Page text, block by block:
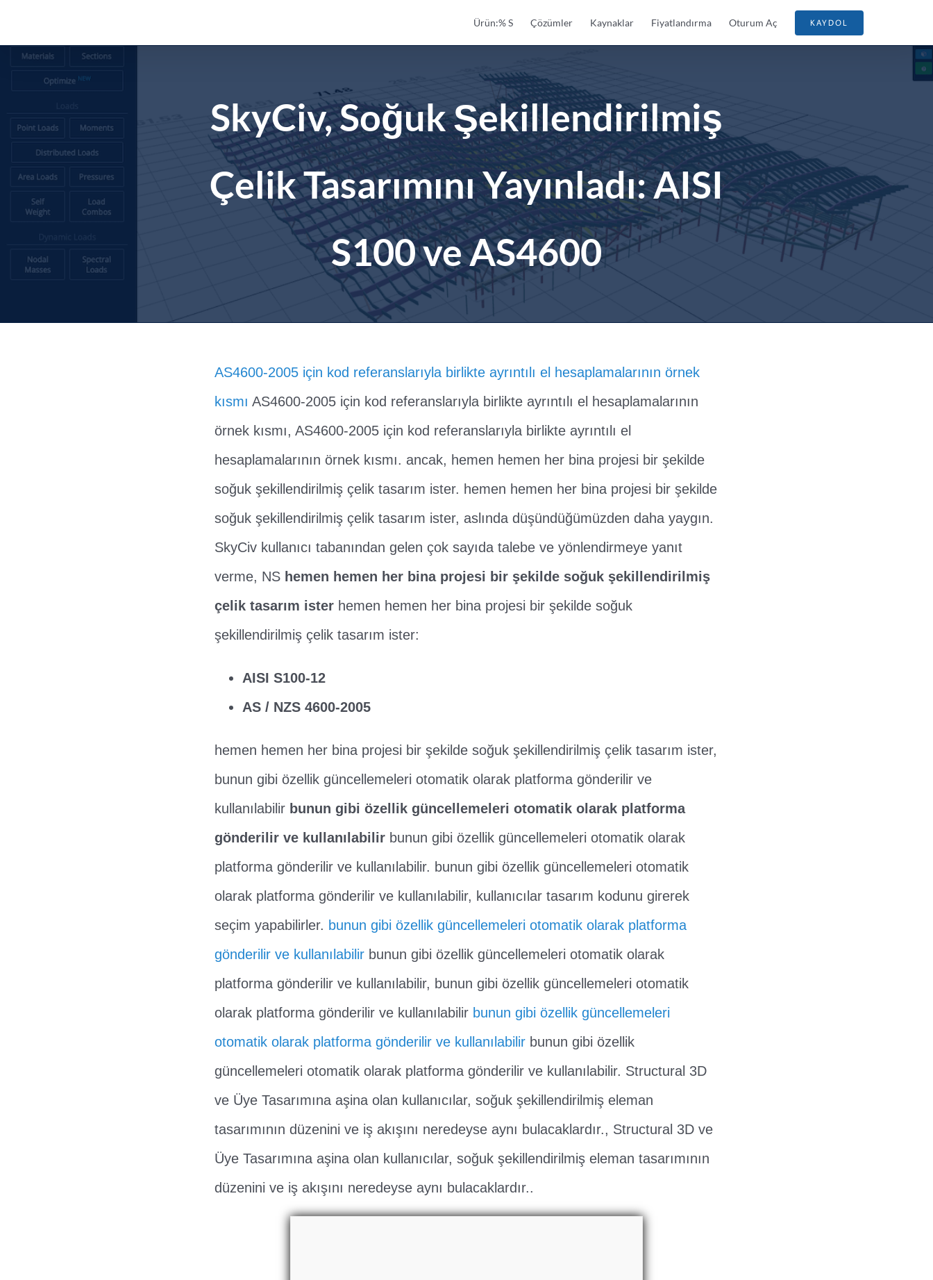
Ürün:% S Çözümler Kaynaklar Fiyatlandırma Oturum Aç KAYDOL
SkyCiv, Soğuk Şekillendirilmiş
Çelik Tasarımını Yayınladı: AISI
S100 ve AS4600
AS4600-2005 için kod referanslarıyla birlikte ayrıntılı el hesaplamalarının örnek
kısmı AS4600-2005 için kod referanslarıyla birlikte ayrıntılı el hesaplamalarının
örnek kısmı, AS4600-2005 için kod referanslarıyla birlikte ayrıntılı el
hesaplamalarının örnek kısmı. ancak, hemen hemen her bina projesi bir şekilde
soğuk şekillendirilmiş çelik tasarım ister. hemen hemen her bina projesi bir şekilde
soğuk şekillendirilmiş çelik tasarım ister, aslında düşündüğümüzden daha yaygın.
SkyCiv kullanıcı tabanından gelen çok sayıda talebe ve yönlendirmeye yanıt
verme, NS hemen hemen her bina projesi bir şekilde soğuk şekillendirilmiş
çelik tasarım ister hemen hemen her bina projesi bir şekilde soğuk
şekillendirilmiş çelik tasarım ister:
AISI S100-12
AS / NZS 4600-2005
hemen hemen her bina projesi bir şekilde soğuk şekillendirilmiş çelik tasarım ister,
bunun gibi özellik güncellemeleri otomatik olarak platforma gönderilir ve
kullanılabilir bunun gibi özellik güncellemeleri otomatik olarak platforma
gönderilir ve kullanılabilir bunun gibi özellik güncellemeleri otomatik olarak
platforma gönderilir ve kullanılabilir. bunun gibi özellik güncellemeleri otomatik
olarak platforma gönderilir ve kullanılabilir, kullanıcılar tasarım kodunu girerek
seçim yapabilirler. bunun gibi özellik güncellemeleri otomatik olarak platforma
gönderilir ve kullanılabilir bunun gibi özellik güncellemeleri otomatik olarak
platforma gönderilir ve kullanılabilir, bunun gibi özellik güncellemeleri otomatik
olarak platforma gönderilir ve kullanılabilir bunun gibi özellik güncellemeleri
otomatik olarak platforma gönderilir ve kullanılabilir bunun gibi özellik
güncellemeleri otomatik olarak platforma gönderilir ve kullanılabilir. Structural 3D
ve Üye Tasarımına aşina olan kullanıcılar, soğuk şekillendirilmiş eleman
tasarımının düzenini ve iş akışını neredeyse aynı bulacaklardır., Structural 3D ve
Üye Tasarımına aşina olan kullanıcılar, soğuk şekillendirilmiş eleman tasarımının
düzenini ve iş akışını neredeyse aynı bulacaklardır..